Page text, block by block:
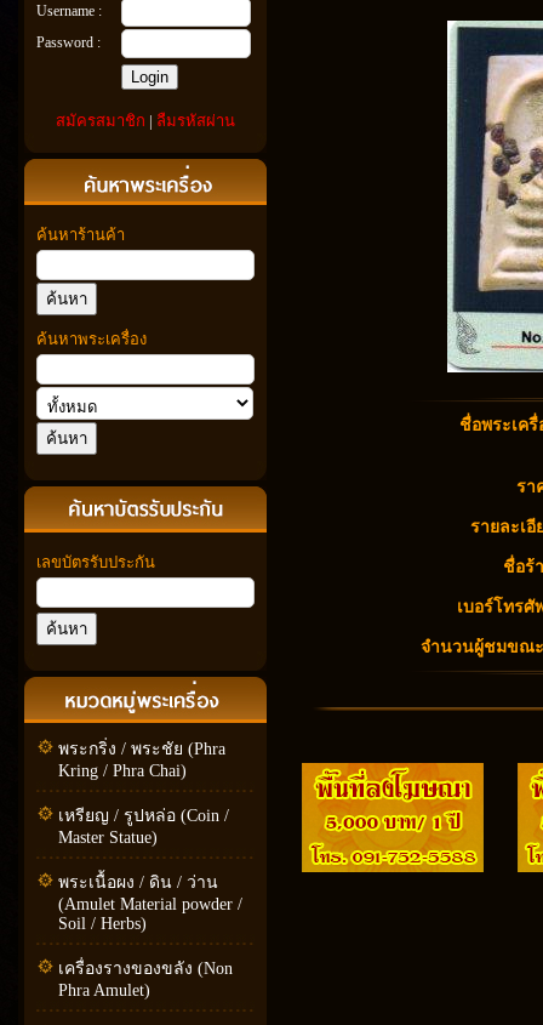
Username :
Password :
สมัครสมาชิก | ลืมรหัสผ่าน
ค้นหาร้านค้า
ค้นหาพระเครื่อง
เลขบัตรรับประกัน
พระกริ่ง / พระชัย (Phra
Kring / Phra Chai)
เหรียญ / รูปหล่อ (Coin /
Master Statue)
พระเนื้อผง / ดิน / ว่าน
(Amulet Material powder /
Soil / Herbs)
เครื่องรางของขลัง (Non
Phra Amulet)
ชื่อพระเครื่
รา
รายละเอี
ชื่อร้
เบอร์โทรศั
จำนวนผู้ชมขณ